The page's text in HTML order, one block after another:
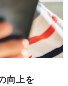
向上を